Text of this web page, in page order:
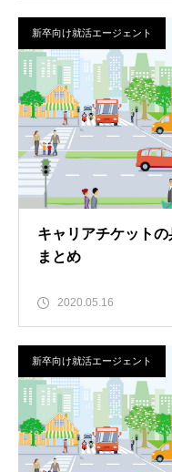
新卒向け就活エージェント
キャリアチケット
まとめ
2020.05.16
新卒向け就活エージェント